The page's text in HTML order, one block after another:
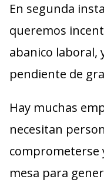
En segunda
queremos
abanico laboral,
pendiente de
Hay muchas
necesitan
comprometerse
mesa para